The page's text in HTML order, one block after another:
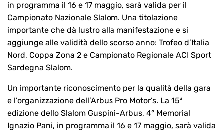
in programma il 16 e 17 maggio, sarà valida per il
Campionato Nazionale Slalom. Una titolazione
importante che dà lustro alla manifestazione e si
aggiunge alle validità dello scorso anno: Trofeo d’Italia
Nord, Coppa Zona 2 e Campionato Regionale ACI Sport
Sardegna Slalom.
Un importante riconoscimento per la qualità della gara
e l’organizzazione dell’Arbus Pro Motor’s. La 15ª
edizione dello Slalom Guspini-Arbus, 4° Memorial
Ignazio Pani, in programma il 16 e 17 maggio, sarà valida